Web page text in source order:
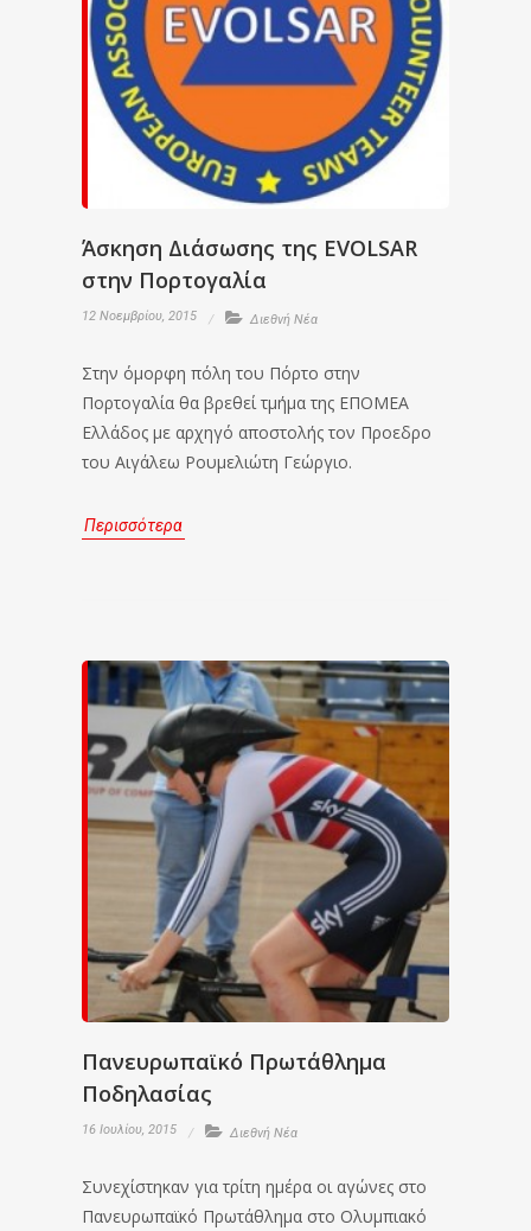
Άσκηση Διάσωσης της EVOLSAR
στην Πορτογαλία
12 Νοεμβρίου, 2015 Διεθνή Νέα
Στην όμορφη πόλη του Πόρτο στην
Πορτογαλία θα βρεθεί τμήμα της ΕΠΟΜΕΑ
Ελλάδος με αρχηγό αποστολής τον Προεδρο
του Αιγάλεω Ρουμελιώτη Γεώργιο.
Περισσότερα
Πανευρωπαϊκό Πρωτάθλημα
Ποδηλασίας
16 Ιουλίου, 2015 Διεθνή Νέα
Συνεχίστηκαν για τρίτη ημέρα οι αγώνες στο
Πανευρωπαϊκό Πρωτάθλημα στο Ολυμπιακό